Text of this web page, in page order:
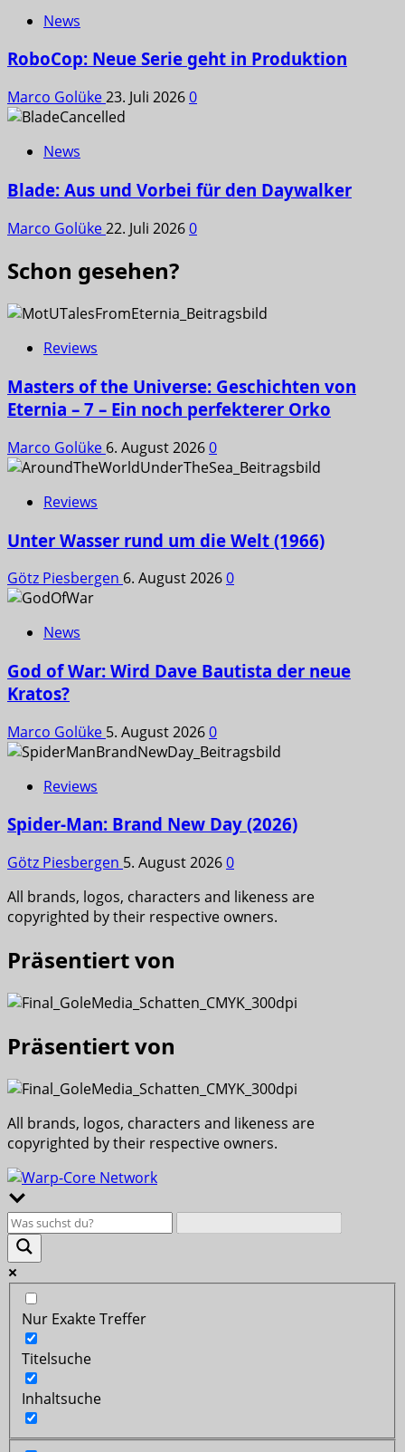
News
RoboCop: Neue Serie geht in Produktion
Marco Golüke23. Juli 20260
News
Blade: Aus und Vorbei für den Daywalker
Marco Golüke22. Juli 20260
Schon gesehen?
Reviews
Masters of the Universe: Geschichten von
Eternia – 7 – Ein noch perfekterer Orko
Marco Golüke 6. August 20260
Reviews
Unter Wasser rund um die Welt (1966)
Götz Piesbergen 6. August 20260
News
God of War: Wird Dave Bautista der neue
Kratos?
Marco Golüke 5. August 20260
Reviews
Spider-Man: Brand New Day (2026)
Götz Piesbergen 5. August 20260
All brands, logos, characters and likeness are
copyrighted by their respective owners.
Präsentiert von
Präsentiert von
All brands, logos, characters and likeness are
copyrighted by their respective owners.
Nur Exakte Treffer
Titelsuche
Inhaltsuche